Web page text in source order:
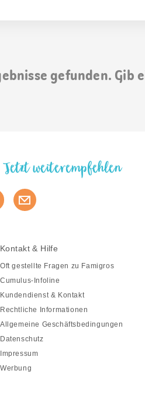
gefunden. Gib
Jetzt weiterempfehlen
Kontakt & Hilfe
Oft gestellte Fragen zu Famigros
Cumulus-Infoline
Kundendienst & Kontakt
Rechtliche Informationen
Allgemeine Geschäftsbedingungen
Datenschutz
Impressum
Werbung